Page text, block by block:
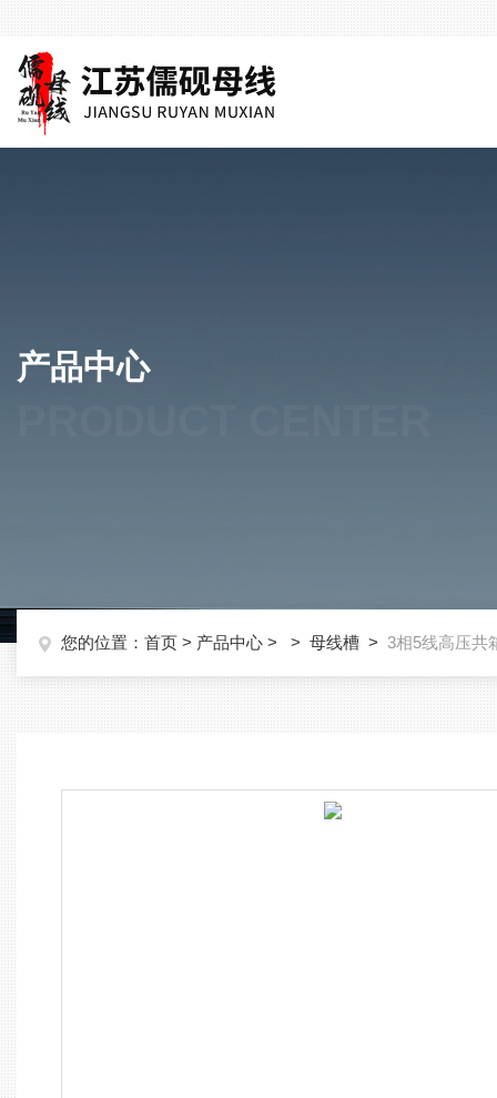
产品中心
您的位置： 首页 > 产品中心 > > 母线槽 > 3相5线高压共